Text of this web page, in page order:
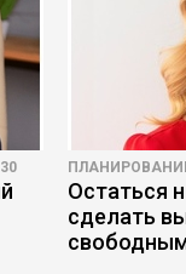
30
Остаться
сделать